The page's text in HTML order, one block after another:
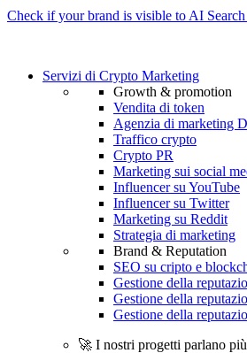
Check if your brand is visible to AI Search
Servizi di Crypto Marketing
Growth & promotion
Vendita di token
Agenzia di marketing
Traffico crypto
Crypto PR
Marketing sui social
Influencer su YouTube
Influencer su Twitter
Marketing su Reddit
Strategia di marketing
Brand & Reputation
SEO su cripto e
Gestione della
Gestione della
Gestione della
🚀 I nostri progetti parlano